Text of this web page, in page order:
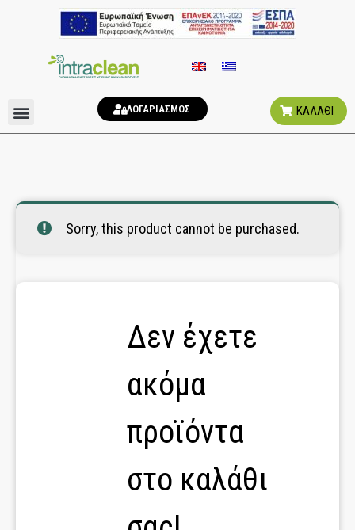
ΛΟΓΑΡΙΑΣΜΟΣ ΚΑΛΑΘΙ
Sorry, this product cannot be purchased.
Δεν έχετε
ακόμα
προϊόντα
στο καλάθι